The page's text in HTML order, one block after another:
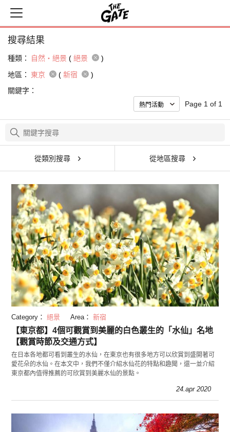
搜尋結果
種類： 自然・絕景 ( 絕景
)
地區：
東京 ( 新宿
)
關鍵字：
Page 1 of 1
從類別搜尋 從地區搜尋
Category： 絕景 Area： 新宿
【東京都】4個可觀賞到美麗的白色叢生的「水仙」名地
【觀賞時節及交通方式】
在日本各地都可看到叢生的水仙，在東京也有很多地方可以欣賞到盛開著可
愛花朵的水仙。在本文中，我們不僅介紹水仙花的特點和趣聞，還一並介紹
東京都內值得推薦的可欣賞到美麗水仙的景點。
24.apr 2020